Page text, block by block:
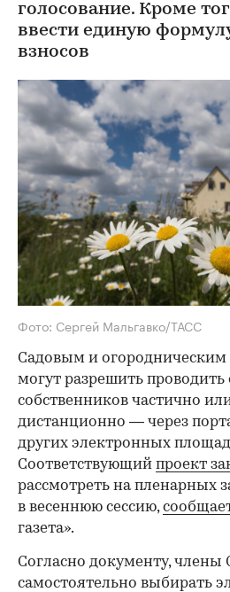
голосование. Кроме
ввести единую
взносов
Фото: Сергей Мальгавко/ТАСС
Садовым и огородническим
могут разрешить
собственников частично
дистанционно — через
других электронных
Соответствующий проект
рассмотреть на пленарных
в весеннюю сессию,
газета».
Согласно документу, члены
самостоятельно выбирать